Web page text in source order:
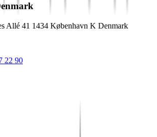
Allé 41 1434 København K Denmark
22 90